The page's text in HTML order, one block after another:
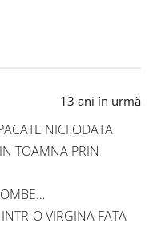
13 ani în urmă
NICI ODATA
TOAMNA PRIN
O VIRGINA FATA